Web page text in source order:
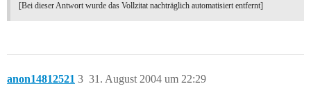
[Bei dieser Antwort wurde das Vollzitat nachträglich automatisiert entfernt]
anon14812521 31. August 2004 um 22:29
3